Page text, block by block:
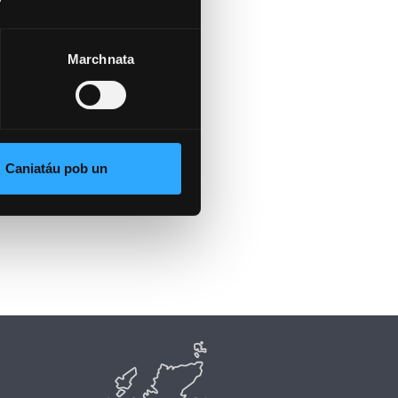
Marchnata
Caniatáu pob un